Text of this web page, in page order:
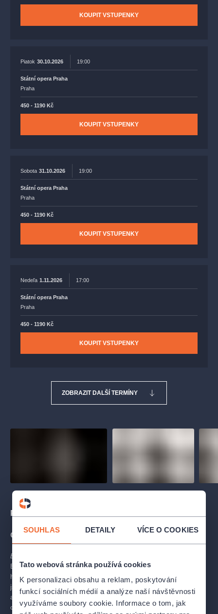
SOUHLAS DETAILY VÍCE O COOKIES
Tato webová stránka používá cookies
K personalizaci obsahu a reklam, poskytování
funkcí sociálních médií a analýze naší návštěvnosti
využíváme soubory cookie. Informace o tom, jak
KOUPIT VSTUPENKY
Piatok 30.10.2026 19:00
Státní opera Praha
Praha
450 - 1190 Kč
KOUPIT VSTUPENKY
Sobota 31.10.2026 19:00
Státní opera Praha
Praha
450 - 1190 Kč
KOUPIT VSTUPENKY
Nedeľa 1.11.2026 17:00
Státní opera Praha
Praha
450 - 1190 Kč
KOUPIT VSTUPENKY
ZOBRAZIT DALŠÍ TERMÍNY
Popis
O inscenaci
Brahms-Schoenberg Quartet
Balanchinovým dílem.Balanchinečasto říkal, že komorní
hudba není vhodná pro velké balety, protože komorní skladby
jsou obvykle „příliš dlouhé, s příliš velkým počtem opakování
a jsou určeny do malých sálů“.
Schoenberg
orchestraci Brahmsova g moll klavírního kvartetu ve třicátých